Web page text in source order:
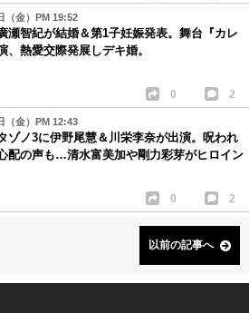
（金）PM 19:52
瀬智紀が結婚＆第1子妊娠発表。舞台『カレ
、熱愛交際発展しデキ婚。
0 2
（金）PM 12:43
ゾノ3に伊野尾慧＆川栄李奈が出演。呪われ
配の声も…清水富美加や剛力彩芽がヒロイン
0 2
以前の記事へ